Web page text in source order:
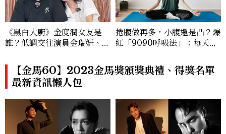
《黑白大廚》金度潤女友是
誰？低調交往演員金瑞妍、曾
風穿搭是日常範本！
捲腹做再多，小腹還是凸？爆
紅「9090呼吸法」：每天躺
形更修長
【金馬60】2023金馬獎頒獎典禮、得獎名單
最新資訊懶人包